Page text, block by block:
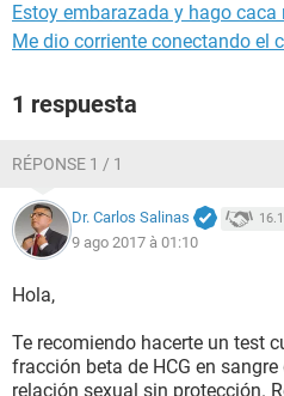
Estoy embarazada y hago caca
Me dio corriente conectando el
1 respuesta
RÉPONSE 1 / 1
Dr. Carlos Salinas
9 ago 2017 à 01:10
Hola,
Te recomiendo hacerte un test
fracción beta de HCG en
relación sexual sin protección.